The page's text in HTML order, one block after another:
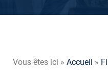
Vous êtes ici » Accueil »